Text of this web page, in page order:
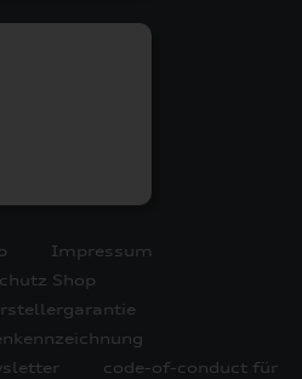
Impressum
Shop
code-of-conduct für